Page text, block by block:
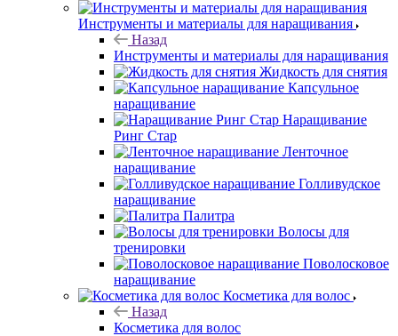
Инструменты и материалы для наращивания
Назад
Инструменты и материалы для наращивания
Жидкость для снятия
Капсульное
наращивание
Наращивание
Ринг Стар
Ленточное
наращивание
Голливудское
наращивание
Палитра
Волосы для
тренировки
Поволосковое
наращивание
Косметика для волос
Назад
Косметика для волос